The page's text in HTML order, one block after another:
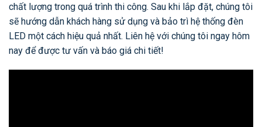
chất lượng trong quá trình thi công. Sau khi lắp đặt, chúng tôi
sẽ hướng dẫn khách hàng sử dụng và bảo trì hệ thống đèn
LED một cách hiệu quả nhất. Liên hệ với chúng tôi ngay hôm
nay để được tư vấn và báo giá chi tiết!